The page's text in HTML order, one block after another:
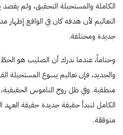
الكاملة والمستحيلة التحقيق، ولم
التعاليم لأن هدفه كان في الواقع إظهار
جديدة ومختلفة.
وختاماً، عندما ندرك أن الصليب هو
والجديد، فإن تعاليم يسوع المستحيلة
منطقية. وفي ظل روح الناموس الحقيقية،
الكامل لنبدأ حقيقة جديدة حقيقة العهد
متوقعّة.